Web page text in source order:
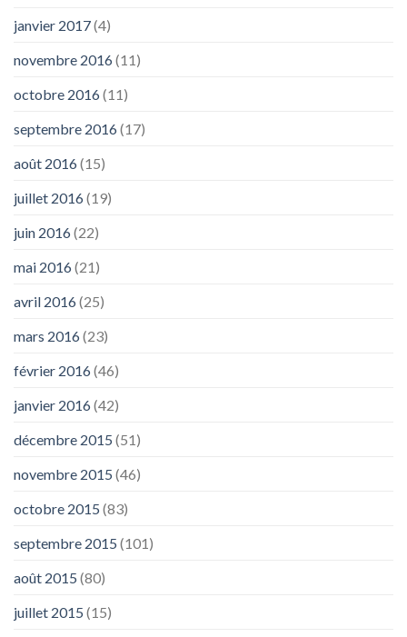
janvier 2017(4)
novembre 2016(11)
octobre 2016(11)
septembre 2016(17)
août 2016(15)
juillet 2016(19)
juin 2016(22)
mai 2016(21)
avril 2016(25)
mars 2016(23)
février 2016(46)
janvier 2016(42)
décembre 2015 (51)
novembre 2015 (46)
octobre 2015 (83)
septembre 2015 (101)
août 2015 (80)
juillet 2015 (15)